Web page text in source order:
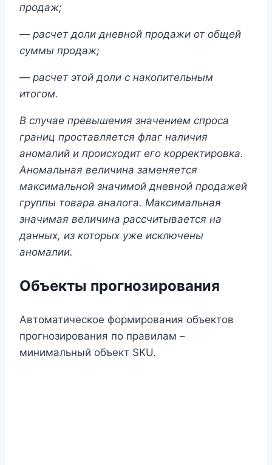
продаж;
— расчет доли дневной продажи от общей
суммы продаж;
— расчет этой доли с накопительным
итогом.
В случае превышения значением спроса
границ проставляется флаг наличия
аномалий и происходит его корректировка.
Аномальная величина заменяется
максимальной значимой дневной продажей
группы товара аналога. Максимальная
значимая величина рассчитывается на
данных, из которых уже исключены
аномалии.
Объекты прогнозирования
Автоматическое формирования объектов
прогнозирования по правилам –
минимальный объект SKU.